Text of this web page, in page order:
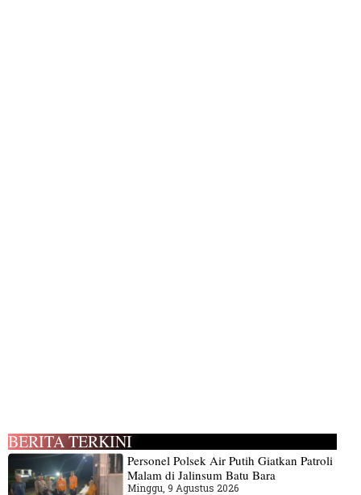
BERITA TERKINI
Personel Polsek Air Putih Giatkan Patroli
Malam di Jalinsum Batu Bara
Minggu, 9 Agustus 2026